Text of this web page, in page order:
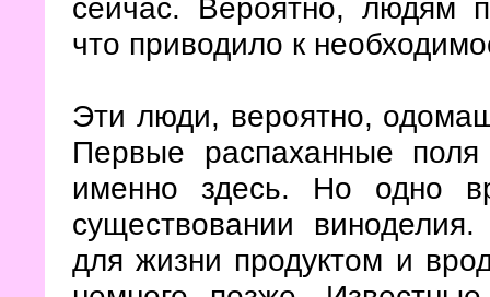
сейчас. Вероятно, людям
что приводило к
Эти люди, вероятно,
Первые распаханные
именно здесь. Но одно
существовании
для жизни продуктом и